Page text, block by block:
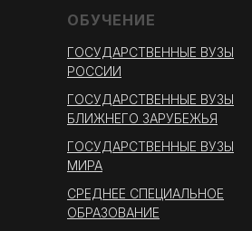
ОБУЧЕНИЕ
ГОСУДАРСТВЕННЫЕ ВУЗЫ
РОССИИ
ГОСУДАРСТВЕННЫЕ ВУЗЫ
БЛИЖНЕГО ЗАРУБЕЖЬЯ
ГОСУДАРСТВЕННЫЕ ВУЗЫ
МИРА
СРЕДНЕЕ СПЕЦИАЛЬНОЕ
ОБРАЗОВАНИЕ